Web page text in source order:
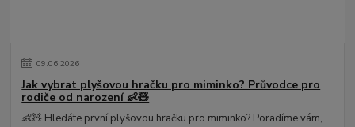
09.06.2026
Jak vybrat plyšovou hračku pro miminko? Průvodce pro
rodiče od narození 👶🧸
👶🧸 Hledáte první plyšovou hračku pro miminko? Poradíme vám,